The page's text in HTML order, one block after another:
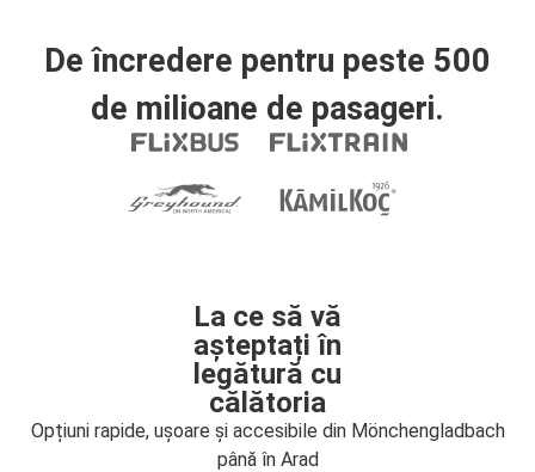
De încredere pentru peste 500
de milioane de pasageri.
La ce să vă
așteptați în
legătură cu
călătoria
Opțiuni rapide, ușoare și accesibile din Mönchengladbach
până în Arad